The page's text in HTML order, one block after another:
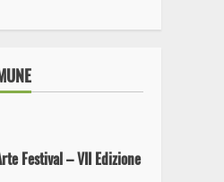
celebra il suo
simbolo: il 18 e 19
Rosso
Festival – VII Edizione